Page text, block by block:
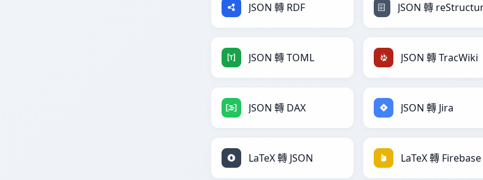
JSON 轉 RDF
JSON 轉 TOML JSON 轉 TracWiki
JSON 轉 DAX JSON 轉 Jira
LaTeX 轉 JSON LaTeX 轉 Firebase